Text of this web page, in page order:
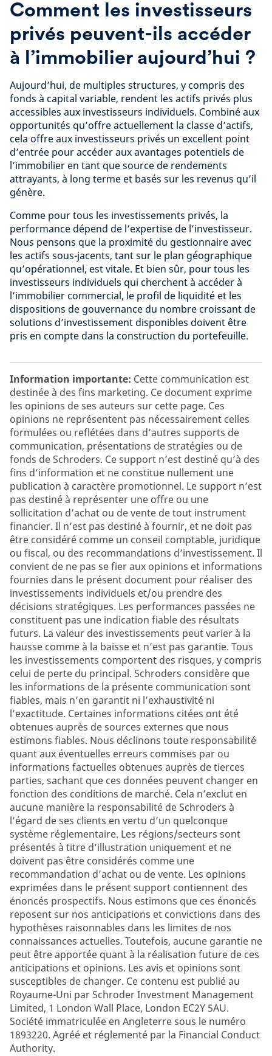
Comment les investisseurs
privés peuvent-ils accéder
à l’immobilier aujourd’hui ?
Aujourd’hui, de multiples structures, y compris des
fonds à capital variable, rendent les actifs privés plus
accessibles aux investisseurs individuels. Combiné aux
opportunités qu’offre actuellement la classe d’actifs,
cela offre aux investisseurs privés un excellent point
d’entrée pour accéder aux avantages potentiels de
l’immobilier en tant que source de rendements
attrayants, à long terme et basés sur les revenus qu’il
génère.
Comme pour tous les investissements privés, la
performance dépend de l’expertise de l’investisseur.
Nous pensons que la proximité du gestionnaire avec
les actifs sous-jacents, tant sur le plan géographique
qu’opérationnel, est vitale. Et bien sûr, pour tous les
investisseurs individuels qui cherchent à accéder à
l’immobilier commercial, le profil de liquidité et les
dispositions de gouvernance du nombre croissant de
solutions d’investissement disponibles doivent être
pris en compte dans la construction du portefeuille.
Information importante: Cette communication est
destinée à des fins marketing. Ce document exprime
les opinions de ses auteurs sur cette page. Ces
opinions ne représentent pas nécessairement celles
formulées ou reflétées dans d’autres supports de
communication, présentations de stratégies ou de
fonds de Schroders. Ce support n’est destiné qu’à des
fins d’information et ne constitue nullement une
publication à caractère promotionnel. Le support n’est
pas destiné à représenter une offre ou une
sollicitation d’achat ou de vente de tout instrument
financier. Il n’est pas destiné à fournir, et ne doit pas
être considéré comme un conseil comptable, juridique
ou fiscal, ou des recommandations d’investissement. Il
convient de ne pas se fier aux opinions et informations
fournies dans le présent document pour réaliser des
investissements individuels et/ou prendre des
décisions stratégiques. Les performances passées ne
constituent pas une indication fiable des résultats
futurs. La valeur des investissements peut varier à la
hausse comme à la baisse et n’est pas garantie. Tous
les investissements comportent des risques, y compris
celui de perte du principal. Schroders considère que
les informations de la présente communication sont
fiables, mais n’en garantit ni l’exhaustivité ni
l’exactitude. Certaines informations citées ont été
obtenues auprès de sources externes que nous
estimons fiables. Nous déclinons toute responsabilité
quant aux éventuelles erreurs commises par ou
informations factuelles obtenues auprès de tierces
parties, sachant que ces données peuvent changer en
fonction des conditions de marché. Cela n’exclut en
aucune manière la responsabilité de Schroders à
l’égard de ses clients en vertu d’un quelconque
système réglementaire. Les régions/secteurs sont
présentés à titre d’illustration uniquement et ne
doivent pas être considérés comme une
recommandation d’achat ou de vente. Les opinions
exprimées dans le présent support contiennent des
énoncés prospectifs. Nous estimons que ces énoncés
reposent sur nos anticipations et convictions dans des
hypothèses raisonnables dans les limites de nos
connaissances actuelles. Toutefois, aucune garantie ne
peut être apportée quant à la réalisation future de ces
anticipations et opinions. Les avis et opinions sont
susceptibles de changer. Ce contenu est publié au
Royaume-Uni par Schroder Investment Management
Limited, 1 London Wall Place, London EC2Y 5AU.
Société immatriculée en Angleterre sous le numéro
1893220. Agréé et réglementé par la Financial Conduct
Authority.